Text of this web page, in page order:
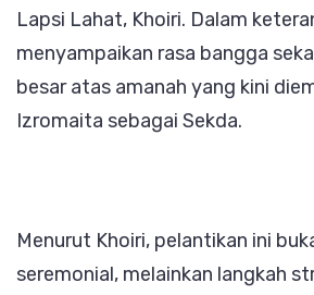
Lapsi Lahat, Khoiri. Dalam
menyampaikan rasa bangga
besar atas amanah yang kini
Izromaita sebagai Sekda.
Menurut Khoiri, pelantikan ini
seremonial, melainkan langkah